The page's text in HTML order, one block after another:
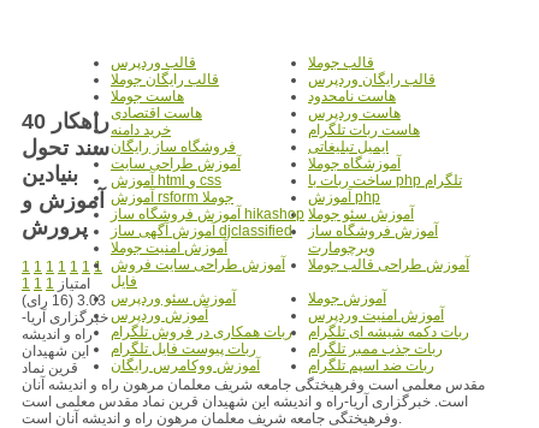
قالب جوملا
قالب وردپرس
قالب رایگان وردپرس
قالب رایگان جوملا
هاست نامحدود
هاست جوملا
هاست وردپرس
هاست اقتصادی
هاست ربات تلگرام
خرید دامنه
ایمیل تبلیغاتی
فروشگاه ساز رایگان
آموزشگاه جوملا
آموزش طراحی سایت
ساخت ربات با php تلگرام
آموزش html و css
آموزش php
آموزش rsform جوملا
آموزش سئو جوملا آموزش فروشگاه ساز hikashop
آموزش فروشگاه ساز
ویرچومارت
آموزش آگهی ساز djclassified
آموزش امنیت جوملا
آموزش طراحی قالب جوملا
آموزش طراحی سایت فروش
فایل
آموزش جوملا
آموزش سئو وردپرس
آموزش امنیت وردپرس
آموزش وردپرس
ربات دکمه شیشه ای تلگرام
ربات همکاری در فروش تلگرام
ربات جذب ممبر تلگرام
ربات پیوست فایل تلگرام
ربات ضد اسپم تلگرام
آموزش ووکامرس رایگان
40 راهکار
سند تحول
بنيادين
آموزش و
پرورش
1 1 1 1 1 1 1
1 1 1 امتیاز
3.03 (16 رای)
خبرگزاری آریا-
راه و اندیشه
این شهیدان
قرین نماد
مقدس معلمی است وفرهیختگی جامعه شریف معلمان مرهون راه و اندیشه آنان
است. خبرگزاری آریا-راه و اندیشه این شهیدان قرین نماد مقدس معلمی است
وفرهیختگی جامعه شریف معلمان مرهون راه و اندیشه آنان است.